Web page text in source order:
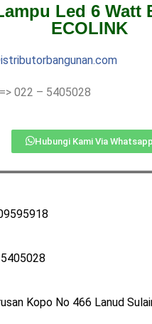
Led 6 Watt
ECOLINK
022 – 5405028
Hubungi Kami Via Whatsapp
Kopo No 466 Lanud